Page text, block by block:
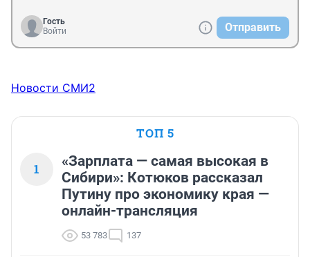
Гость
Войти
Отправить
Новости СМИ2
ТОП 5
1
«Зарплата — самая высокая в
Сибири»: Котюков рассказал
Путину про экономику края —
онлайн-трансляция
53 783 137